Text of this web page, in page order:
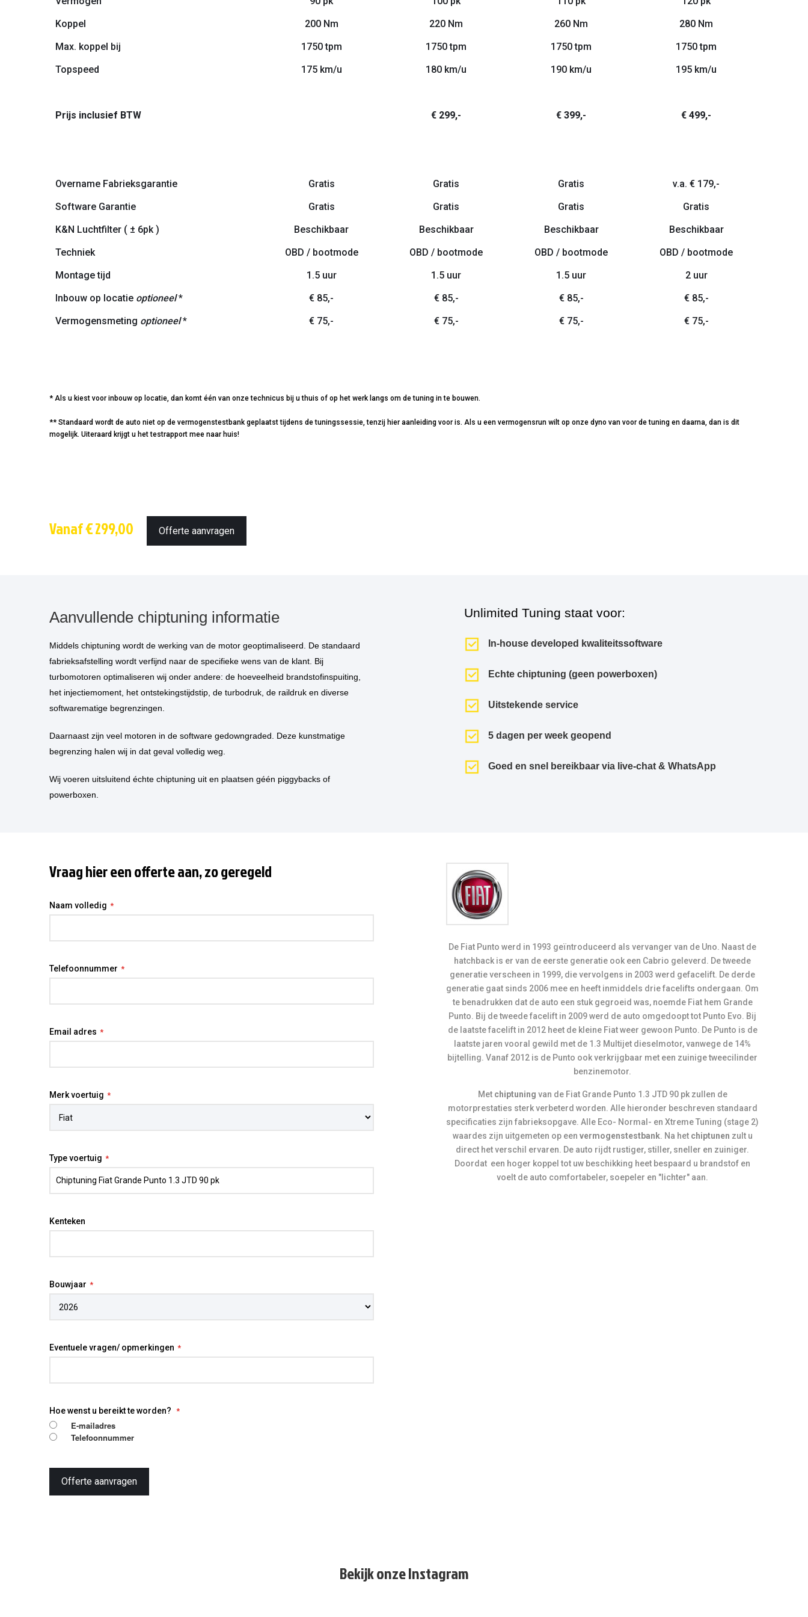
Koppel
200 Nm 220 Nm 260 Nm
280 Nm
Max. koppel bij
1750 tpm 1750 tpm 1750 tpm
1750 tpm
Topspeed
175 km/u 180 km/u 190 km/u 195 km/u
Prijs inclusief BTW € 299,- € 399,- € 499,-
Overname Fabrieksgarantie Gratis Gratis Gratis
v.a. € 179,-
Software Garantie
Gratis Gratis Gratis
Gratis
K&N Luchtfilter ( ± 6pk )
Beschikbaar Beschikbaar Beschikbaar
Beschikbaar
Techniek
OBD / bootmode OBD / bootmode OBD / bootmode
OBD / bootmode
Montage tijd
1.5 uur 1.5 uur 1.5 uur
2 uur
Inbouw op locatie optioneel* € 85,- € 85,- € 85,-
€ 85,-
Vermogensmeting optioneel* € 75,- € 75,- € 75,- € 75,-
* Als u kiest voor inbouw op locatie, dan komt één van onze technicus bij u thuis of op het werk langs om de tuning in te bouwen.
** Standaard wordt de auto niet op de vermogenstestbank geplaatst tijdens de tuningssessie, tenzij hier aanleiding voor is. Als u een vermogensrun wilt op onze dyno van voor de tuning en daarna, dan is dit
mogelijk. Uiteraard krijgt u het testrapport mee naar huis!
Vanaf € 299,00 Offerte aanvragen
Aanvullende chiptuning informatie
Middels chiptuning wordt de werking van de motor geoptimaliseerd. De standaard
fabrieksafstelling wordt verfijnd naar de specifieke wens van de klant. Bij
turbomotoren optimaliseren wij onder andere: de hoeveelheid brandstofinspuiting,
het injectiemoment, het ontstekingstijdstip, de turbodruk, de raildruk en diverse
softwarematige begrenzingen.
Daarnaast zijn veel motoren in de software gedowngraded. Deze kunstmatige
begrenzing halen wij in dat geval volledig weg.
Wij voeren uitsluitend échte chiptuning uit en plaatsen géén piggybacks of
powerboxen.
Unlimited Tuning staat voor:
In-house developed kwaliteitssoftware
Echte chiptuning (geen powerboxen)
Uitstekende service
5 dagen per week geopend
Goed en snel bereikbaar via live-chat & WhatsApp
Vraag hier een offerte aan, zo geregeld
Naam volledig
Telefoonnummer
Email adres
Merk voertuig
Type voertuig
Kenteken
Bouwjaar
Eventuele vragen/ opmerkingen
Hoe wenst u bereikt te worden?
E-mailadres
Telefoonnummer
Offerte aanvragen
De Fiat Punto werd in 1993 geïntroduceerd als vervanger van de Uno. Naast de
hatchback is er van de eerste generatie ook een Cabrio geleverd. De tweede
generatie verscheen in 1999, die vervolgens in 2003 werd gefacelift. De derde
generatie gaat sinds 2006 mee en heeft inmiddels drie facelifts ondergaan. Om
te benadrukken dat de auto een stuk gegroeid was, noemde Fiat hem Grande
Punto. Bij de tweede facelift in 2009 werd de auto omgedoopt tot Punto Evo. Bij
de laatste facelift in 2012 heet de kleine Fiat weer gewoon Punto. De Punto is de
laatste jaren vooral gewild met de 1.3 Multijet dieselmotor, vanwege de 14%
bijtelling. Vanaf 2012 is de Punto ook verkrijgbaar met een zuinige tweecilinder
benzinemotor.
Met chiptuning van de Fiat Grande Punto 1.3 JTD 90 pk zullen de
motorprestaties sterk verbeterd worden. Alle hieronder beschreven standaard
specificaties zijn fabrieksopgave. Alle Eco- Normal- en Xtreme Tuning (stage 2)
waardes zijn uitgemeten op een vermogenstestbank. Na het chiptunen zult u
direct het verschil ervaren. De auto rijdt rustiger, stiller, sneller en zuiniger.
Doordat een hoger koppel tot uw beschikking heet bespaard u brandstof en
voelt de auto comfortabeler, soepeler en "lichter" aan.
Bekijk onze Instagram